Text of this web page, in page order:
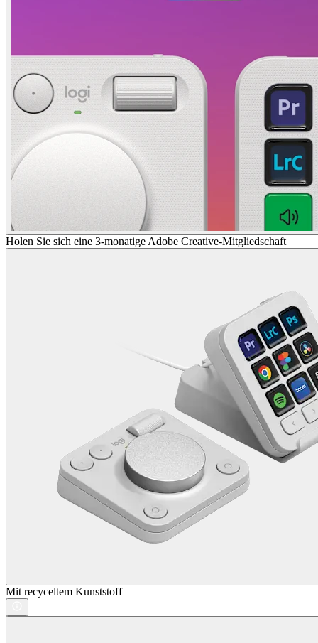
Holen Sie sich eine 3-monatige Adobe Creative-Mitgliedschaft
Mit recyceltem Kunststoff